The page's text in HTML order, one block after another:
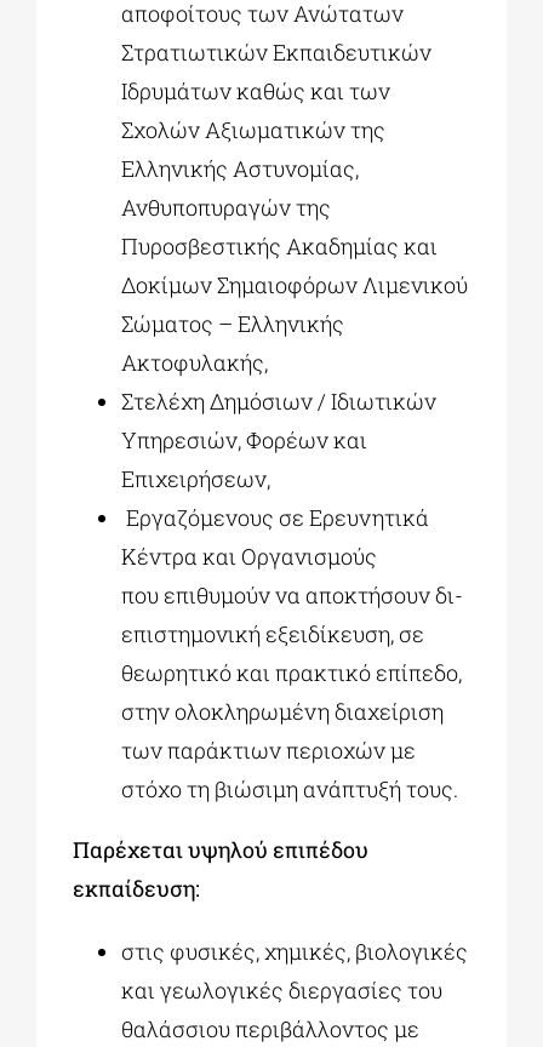
αποφοίτους των Ανώτατων
Στρατιωτικών Εκπαιδευτικών
Ιδρυμάτων καθώς και των
Σχολών Αξιωματικών της
Ελληνικής Αστυνομίας,
Ανθυποπυραγών της
Πυροσβεστικής Ακαδημίας και
Δοκίμων Σημαιοφόρων Λιμενικού
Σώματος – Ελληνικής
Ακτοφυλακής,
Στελέχη Δημόσιων / Ιδιωτικών
Υπηρεσιών, Φορέων και
Επιχειρήσεων,
Εργαζόμενους σε Ερευνητικά
Κέντρα και Οργανισμούς
που επιθυμούν να αποκτήσουν δι-
επιστημονική εξειδίκευση, σε
θεωρητικό και πρακτικό επίπεδο,
στην ολοκληρωμένη διαχείριση
των παράκτιων περιοχών με
στόχο τη βιώσιμη ανάπτυξή τους.
Παρέχεται υψηλού επιπέδου
εκπαίδευση:
στις φυσικές, χημικές, βιολογικές
και γεωλογικές διεργασίες του
θαλάσσιου περιβάλλοντος με